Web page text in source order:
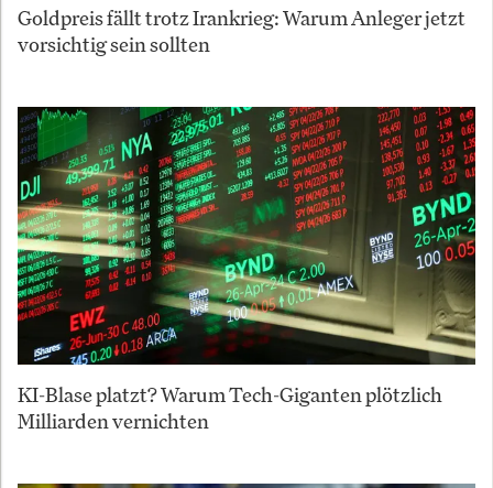
Goldpreis fällt trotz Irankrieg: Warum Anleger jetzt
vorsichtig sein sollten
KI-Blase platzt? Warum Tech-Giganten plötzlich
Milliarden vernichten